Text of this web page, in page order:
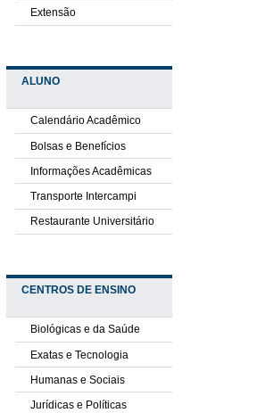
Extensão
ALUNO
Calendário Acadêmico
Bolsas e Benefícios
Informações Acadêmicas
Transporte Intercampi
Restaurante Universitário
CENTROS DE ENSINO
Biológicas e da Saúde
Exatas e Tecnologia
Humanas e Sociais
Jurídicas e Políticas